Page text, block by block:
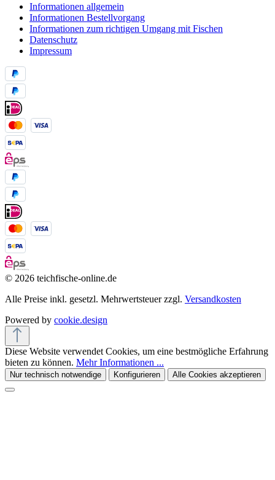
Informationen allgemein
Informationen Bestellvorgang
Informationen zum richtigen Umgang mit Fischen
Datenschutz
Impressum
© 2026 teichfische-online.de
Alle Preise inkl. gesetzl. Mehrwertsteuer zzgl. Versandkosten
Powered by cookie.design
Diese Website verwendet Cookies, um eine bestmögliche Erfahrung
bieten zu können. Mehr Informationen ...
Nur technisch notwendige Konfigurieren Alle Cookies akzeptieren